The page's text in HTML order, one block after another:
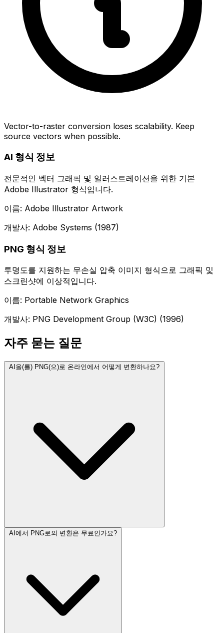
Vector-to-raster conversion loses scalability. Keep
source vectors when possible.
AI 형식 정보
전문적인 벡터 그래픽 및 일러스트레이션을 위한 기본
Adobe Illustrator 형식입니다.
이름: Adobe Illustrator Artwork
개발사: Adobe Systems (1987)
PNG 형식 정보
투명도를 지원하는 무손실 압축 이미지 형식으로 그래픽 및
스크린샷에 이상적입니다.
이름: Portable Network Graphics
개발사: PNG Development Group (W3C) (1996)
자주 묻는 질문
AI을(를) PNG(으)로 온라인에서 어떻게 변환하나요?
AI에서 PNG로의 변환은 무료인가요?